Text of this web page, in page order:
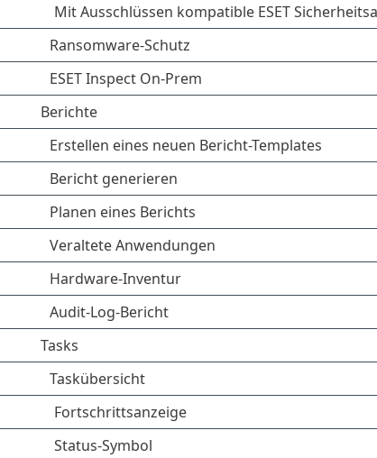
Mit Ausschlüssen kompatible ESET
Ransomware-Schutz
ESET Inspect On-Prem
Berichte
Erstellen eines neuen Bericht-Templates
Bericht generieren
Planen eines Berichts
Veraltete Anwendungen
Hardware-Inventur
Audit-Log-Bericht
Tasks
Taskübersicht
Fortschrittsanzeige
Status-Symbol